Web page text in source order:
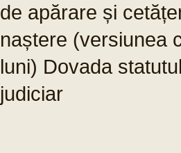
de apărare și
naștere (versiunea
luni) Dovada
judiciar